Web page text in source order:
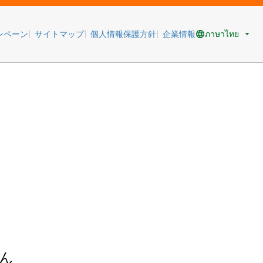
ペーン サイトマップ 個人情報保護方針 企業情報 ภาษาไทย